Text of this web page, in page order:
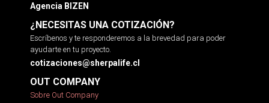
Agencia BIZEN
¿NECESITAS UNA COTIZACIÓN?
Escríbenos y te responderemos a la brevedad para poder
ayudarte en tu proyecto.
cotizaciones@sherpalife.cl
OUT COMPANY
Sobre Out Company